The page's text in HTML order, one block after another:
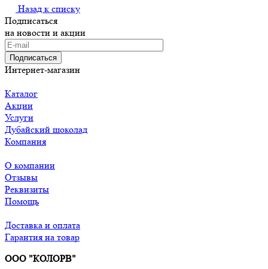
Назад к списку
Подписаться
на новости и акции
Подписаться
Интернет-магазин
Каталог
Акции
Услуги
Дубайский шоколад
Компания
О компании
Отзывы
Реквизиты
Помощь
Доставка и оплата
Гарантия на товар
ООО "КОЛОРВ"